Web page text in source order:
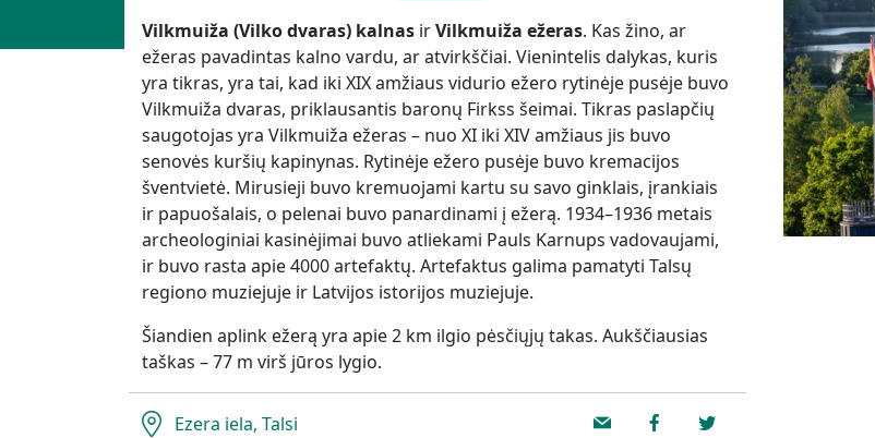
Vilkmuiža (Vilko dvaras) kalnas irVilkmuiža ežeras. Kas žino, ar
ežeras pavadintas kalno vardu, ar atvirkščiai. Vienintelis dalykas, kuris
yra tikras, yra tai, kad iki XIX amžiaus vidurio ežero rytinėje pusėje buvo
Vilkmuiža dvaras, priklausantis baronų Firkss šeimai. Tikras paslapčių
saugotojas yra Vilkmuiža ežeras – nuo XI iki XIV amžiaus jis buvo
senovės kuršių kapinynas. Rytinėje ežero pusėje buvo kremacijos
šventvietė. Mirusieji buvo kremuojami kartu su savo ginklais, įrankiais
ir papuošalais, o pelenai buvo panardinami į ežerą. 1934–1936 metais
archeologiniai kasinėjimai buvo atliekami Pauls Karnups vadovaujami,
ir buvo rasta apie 4000 artefaktų. Artefaktus galima pamatyti Talsų
regiono muziejuje ir Latvijos istorijos muziejuje.
Šiandien aplink ežerą yra apie 2 km ilgio pėsčiųjų takas. Aukščiausias
taškas – 77 m virš jūros lygio.
Ezera iela, Talsi